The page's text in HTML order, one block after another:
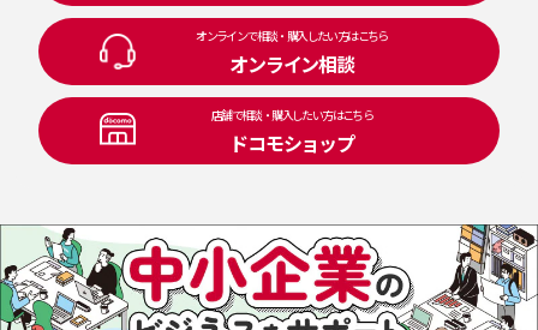
オンラインで相談・購入したい方はこちら
オンライン相談
店舗で相談・購入したい方はこちら
ドコモショップ